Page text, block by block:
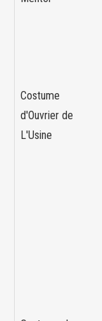
Costume
d'Ouvrier de
L'Usine